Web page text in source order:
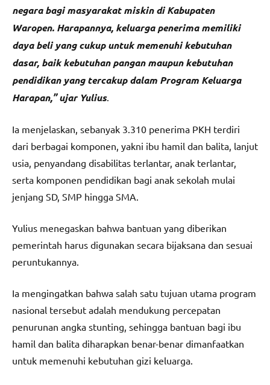
negara bagi masyarakat miskin di Kabupaten
Waropen. Harapannya, keluarga penerima memiliki
daya beli yang cukup untuk memenuhi kebutuhan
dasar, baik kebutuhan pangan maupun kebutuhan
pendidikan yang tercakup dalam Program Keluarga
Harapan,” ujar Yulius.
Ia menjelaskan, sebanyak 3.310 penerima PKH terdiri
dari berbagai komponen, yakni ibu hamil dan balita, lanjut
usia, penyandang disabilitas terlantar, anak terlantar,
serta komponen pendidikan bagi anak sekolah mulai
jenjang SD, SMP hingga SMA.
Yulius menegaskan bahwa bantuan yang diberikan
pemerintah harus digunakan secara bijaksana dan sesuai
peruntukannya.
Ia mengingatkan bahwa salah satu tujuan utama program
nasional tersebut adalah mendukung percepatan
penurunan angka stunting, sehingga bantuan bagi ibu
hamil dan balita diharapkan benar-benar dimanfaatkan
untuk memenuhi kebutuhan gizi keluarga.